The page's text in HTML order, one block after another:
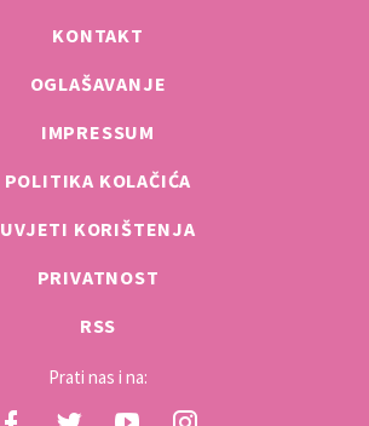
KONTAKT
OGLAŠAVANJE
IMPRESSUM
POLITIKA KOLAČIĆA
UVJETI KORIŠTENJA
PRIVATNOST
RSS
Prati nas i na: